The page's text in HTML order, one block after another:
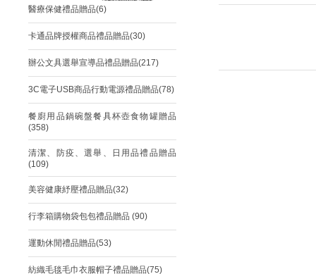
醫療保健禮品贈品(6)
卡通品牌授權商品禮品贈品(30)
辦公文具選舉宣導品禮品贈品(217)
3C電子USB商品行動電源禮品贈品(78)
餐廚用品鍋碗盤餐具杯壺食物罐贈品
(358)
清潔、防疫、選舉、日用品禮品贈品
(109)
美容健康紓壓禮品贈品(32)
行李箱購物袋包包禮品贈品 (90)
運動休閒禮品贈品(53)
紡織毛毯毛巾衣服帽子禮品贈品(75)